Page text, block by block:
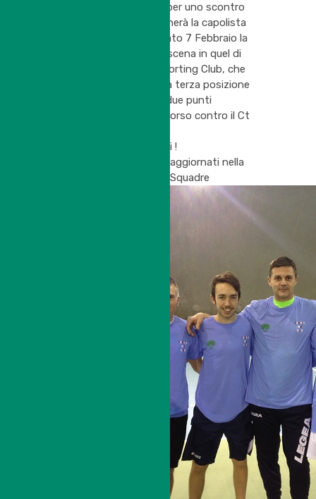
affronterà il Ct Carpi, per uno scontro
al vertice che determinerà la capolista
assoluta, mentre sabato 7 Febbraio la
Squadra Rosa sarà di scena in quel di
Parma ospite dello Sporting Club, che
attualmente occupa la terza posizione
in classifica forte dei due punti
conquistati sabato scorso contro il Ct
In bocca al lupo a tutti !
Classifiche e tabelloni aggiornati nella
Campionati a Squadre